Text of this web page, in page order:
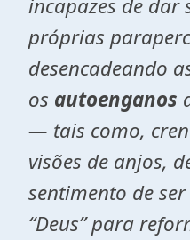
incapazes de dar
próprias
desencadeando
os autoenganos
— tais como,
visões de anjos,
sentimento de
“Deus” para